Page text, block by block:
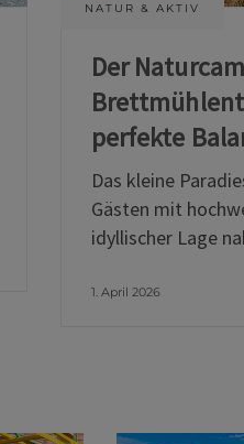
NATUR & AKTIV
Der
perfekte
Das kleine
Gästen mit
idyllischer Lage
1. April 2026